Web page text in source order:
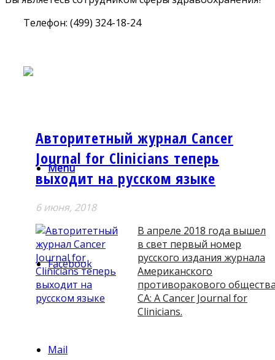
Телефон: (499) 324-18-24
Menu
Facebook
Mail
Авторитетный журнал Cancer
Journal for Clinicians теперь
выходит на русском языке
6 июня, 2018
В апреле 2018 года вышел
в свет первый номер
русского издания журнала
Американского
противоракового
CA: A Cancer Journal for
Clinicians.